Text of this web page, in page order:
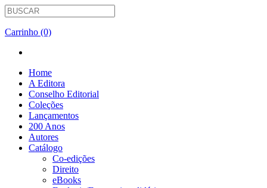
Carrinho (0)
Home
A Editora
Conselho Editorial
Coleções
Lançamentos
200 Anos
Autores
Catálogo
Co-edições
Direito
eBooks